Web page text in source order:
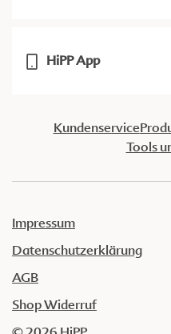
HiPP App
Kundenservice
Tools
Impressum
Datenschutzerklärung
AGB
Shop Widerruf